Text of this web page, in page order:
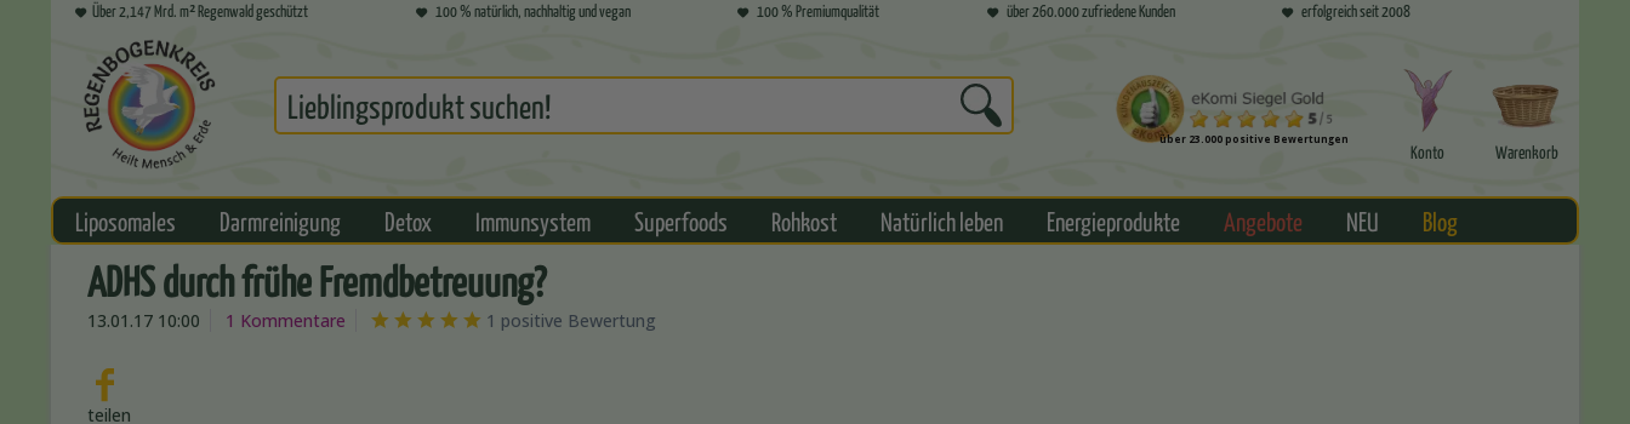
Über 2,147 Mrd. m² Regenwald geschützt 100 % natürlich, nachhaltig und vegan 100 % Premiumqualität über 260.000 zufriedene Kunden erfolgreich seit 2008
über 23.000 positive Bewertungen
Konto Warenkorb
Liposomales Darmreinigung Detox Immunsystem Superfoods Rohkost Natürlich leben Energieprodukte Angebote NEU Blog
ADHS durch frühe Fremdbetreuung?
13.01.17 10:00 1 Kommentare 1 positive Bewertung
teilen